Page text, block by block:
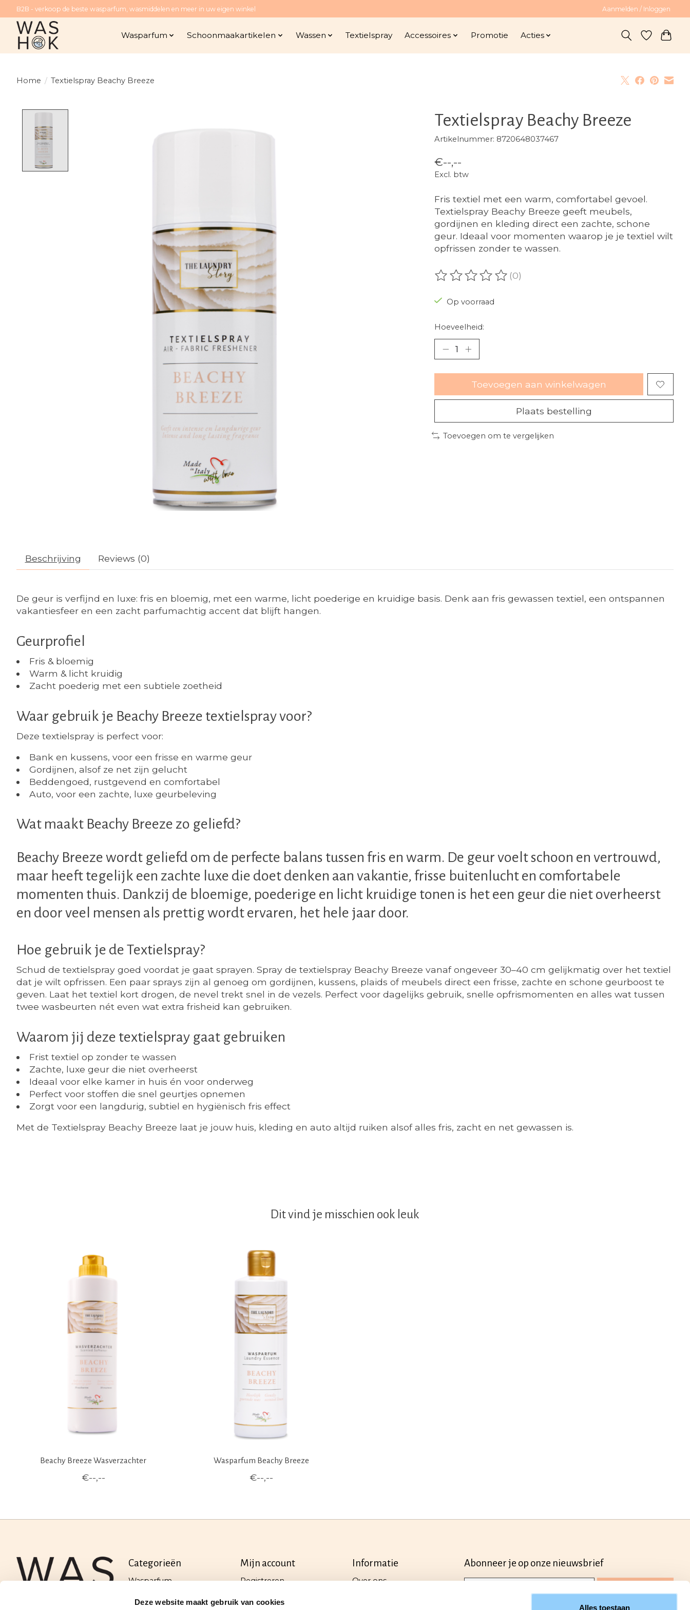
Deze website maakt gebruik van cookies
Alles toestaan
B2B - verkoop de beste wasparfum, wasmiddelen en meer in uw eigen winkel Aanmelden / Inloggen
Wasparfum Schoonmaakartikelen Wassen Textielspray Accessoires Promotie Acties
Home / Textielspray Beachy Breeze
Textielspray Beachy Breeze
Artikelnummer: 8720648037467
€--,--
Excl. btw
Fris textiel met een warm, comfortabel gevoel.
Textielspray Beachy Breeze geeft meubels,
gordijnen en kleding direct een zachte, schone
geur. Ideaal voor momenten waarop je je textiel wilt
opfrissen zonder te wassen.
De beoordeling van dit product is
(0)
Op voorraad
Hoeveelheid:
Toevoegen aan winkelwagen
Plaats bestelling
Toevoegen om te vergelijken
Beschrijving Reviews (0)
De geur is verfijnd en luxe: fris en bloemig, met een warme, licht poederige en kruidige basis. Denk aan fris gewassen textiel, een ontspannen
vakantiesfeer en een zacht parfumachtig accent dat blijft hangen.
Geurprofiel
Fris & bloemig
Warm & licht kruidig
Zacht poederig met een subtiele zoetheid
Waar gebruik je Beachy Breeze textielspray voor?
Deze textielspray is perfect voor:
Bank en kussens, voor een frisse en warme geur
Gordijnen, alsof ze net zijn gelucht
Beddengoed, rustgevend en comfortabel
Auto, voor een zachte, luxe geurbeleving
Wat maakt Beachy Breeze zo geliefd?
Beachy Breeze wordt geliefd om de perfecte balans tussen fris en warm. De geur voelt schoon en vertrouwd,
maar heeft tegelijk een zachte luxe die doet denken aan vakantie, frisse buitenlucht en comfortabele
momenten thuis. Dankzij de bloemige, poederige en licht kruidige tonen is het een geur die niet overheerst
en door veel mensen als prettig wordt ervaren, het hele jaar door.
Hoe gebruik je de Textielspray?
Schud de textielspray goed voordat je gaat sprayen. Spray de textielspray Beachy Breeze vanaf ongeveer 30–40 cm gelijkmatig over het textiel
dat je wilt opfrissen. Een paar sprays zijn al genoeg om gordijnen, kussens, plaids of meubels direct een frisse, zachte en schone geurboost te
geven. Laat het textiel kort drogen, de nevel trekt snel in de vezels. Perfect voor dagelijks gebruik, snelle opfrismomenten en alles wat tussen
twee wasbeurten nét even wat extra frisheid kan gebruiken.
Waarom jij deze textielspray gaat gebruiken
Frist textiel op zonder te wassen
Zachte, luxe geur die niet overheerst
Ideaal voor elke kamer in huis én voor onderweg
Perfect voor stoffen die snel geurtjes opnemen
Zorgt voor een langdurig, subtiel en hygiënisch fris effect
Met de Textielspray Beachy Breeze laat je jouw huis, kleding en auto altijd ruiken alsof alles fris, zacht en net gewassen is.
Dit vind je misschien ook leuk
Beachy Breeze Wasverzachter
€--,--
Wasparfum Beachy Breeze
€--,--
Categorieën
Wasparfum
Mijn account
Registreren
Informatie
Over ons
Abonneer je op onze nieuwsbrief